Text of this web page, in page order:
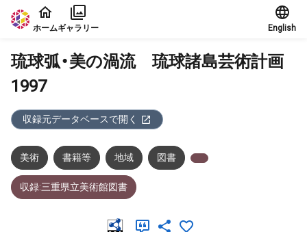
本文に飛ぶ
ホームギャラリー English
琉球弧・美の渦流 琉球諸島芸術計画
1997
収録元データベースで開く
美術 書籍等 地域 図書
収録:三重県立美術館図書